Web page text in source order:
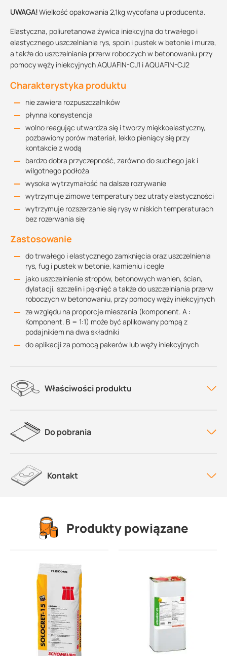
UWAGA!Wielkość opakowania 2,1kg wycofana u producenta.
Elastyczna, poliuretanowa żywica iniekcyjna do trwałego i
elastycznego uszczelniania rys, spoin i pustek w betonie i murze,
a także do uszczelniania przerw roboczych w betonowaniu przy
pomocy węży iniekcyjnych AQUAFIN-CJ1 i AQUAFIN-CJ2
Charakterystyka produktu
nie zawiera rozpuszczalników
płynna konsystencja
wolno reagując utwardza się i tworzy miękkoelastyczny,
pozbawiony porów materiał, lekko pieniący się przy
kontakcie z wodą
bardzo dobra przyczepność, zarówno do suchego jak i
wilgotnego podłoża
wysoka wytrzymałość na dalsze rozrywanie
wytrzymuje zimowe temperatury bez utraty elastyczności
wytrzymuje rozszerzanie się rysy w niskich temperaturach
bez rozerwania się
Zastosowanie
do trwałego i elastycznego zamknięcia oraz uszczelnienia
rys, fug i pustek w betonie, kamieniu i cegle
jako uszczelnienie stropów, betonowych wanien, ścian,
dylatacji, szczelin i pęknięć a także do uszczelniania przerw
roboczych w betonowaniu, przy pomocy węży iniekcyjnych
ze względu na proporcje mieszania (komponent. A :
Komponent. B = 1:1) może być aplikowany pompą z
podajnikiem na dwa składniki
do aplikacji za pomocą pakerów lub węży iniekcyjnych
Właściwości produktu
Do pobrania
Kontakt
Produkty powiązane